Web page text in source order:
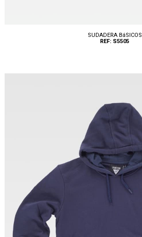
Tallas: S, M, L, XL, XXL, 3XL, 4XL
SUDADERA BáSICOS
REF: S5505